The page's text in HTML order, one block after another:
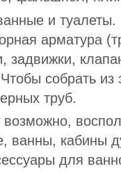
и
арматура
задвижки,
собрать из
труб.
возможно,
ванны,
для